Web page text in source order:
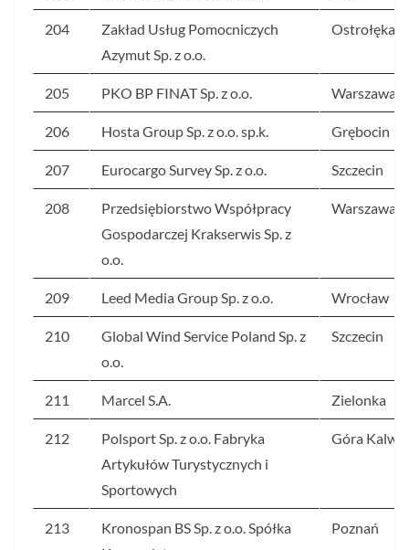
204
Zakład Usług Pomocniczych
Azymut Sp. z o.o.
Ostrołęka
205 PKO BP FINAT Sp. z o.o. Warszawa
206 Hosta Group Sp. z o.o. sp.k. Grębocin
207 Eurocargo Survey Sp. z o.o. Szczecin
208
Przedsiębiorstwo Współpracy
Gospodarczej Krakserwis Sp. z
o.o.
Warszawa
209 Leed Media Group Sp. z o.o. Wrocław
210
Global Wind Service Poland Sp. z
o.o.
Szczecin
211 Marcel S.A. Zielonka
212
Polsport Sp. z o.o. Fabryka
Artykułów Turystycznych i
Sportowych
Góra
213
Kronospan BS Sp. z o.o. Spółka
Poznań